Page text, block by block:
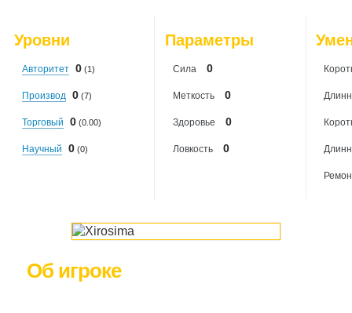
2026-08-08
Уровни
Авторитет 0 (1)
Производ 0 (7)
Торговый 0 (0.00)
Научный 0 (0)
Параметры
Сила 0
Меткость 0
Здоровье 0
Ловкость 0
Об игроке